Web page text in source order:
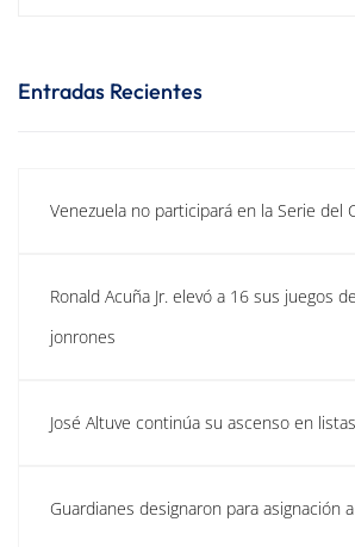
Entradas Recientes
Venezuela no participará en la Serie del
Ronald Acuña Jr. elevó a 16 sus juegos
jonrones
José Altuve continúa su ascenso en
Guardianes designaron para asignación